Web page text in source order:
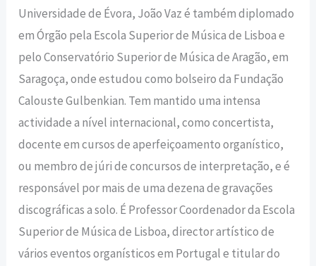
Universidade de Évora, João Vaz é também diplomado
em Órgão pela Escola Superior de Música de Lisboa e
pelo Conservatório Superior de Música de Aragão, em
Saragoça, onde estudou como bolseiro da Fundação
Calouste Gulbenkian. Tem mantido uma intensa
actividade a nível internacional, como concertista,
docente em cursos de aperfeiçoamento organístico,
ou membro de júri de concursos de interpretação, e é
responsável por mais de uma dezena de gravações
discográficas a solo. É Professor Coordenador da Escola
Superior de Música de Lisboa, director artístico de
vários eventos organísticos em Portugal e titular do